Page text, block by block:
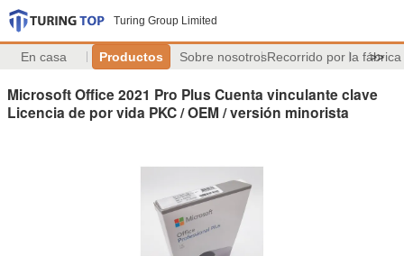
Turing Group Limited
En casa Productos Sobre nosotrosRecorrido por la fábrica
>>
Microsoft Office 2021 Pro Plus Cuenta vinculante clave
Licencia de por vida PKC / OEM / versión minorista